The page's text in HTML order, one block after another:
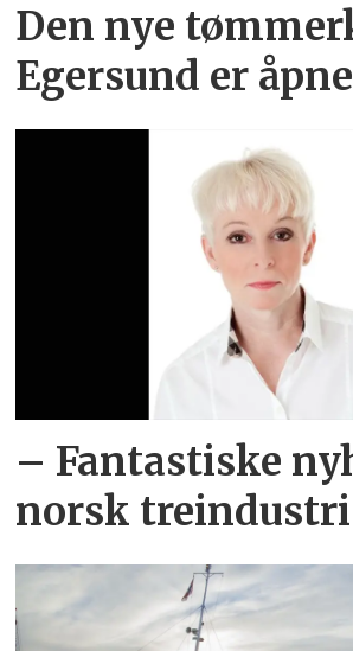
Den nye
Egersund er
– Fantastiske
norsk treindustri